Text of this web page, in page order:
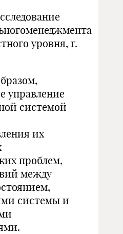
уровня, г.
управление
системой
их
проблем,
между
системы и